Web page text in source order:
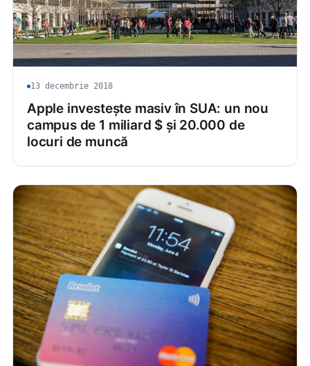
13 decembrie 2018
Apple investește masiv în SUA: un nou
campus de 1 miliard $ și 20.000 de
locuri de muncă